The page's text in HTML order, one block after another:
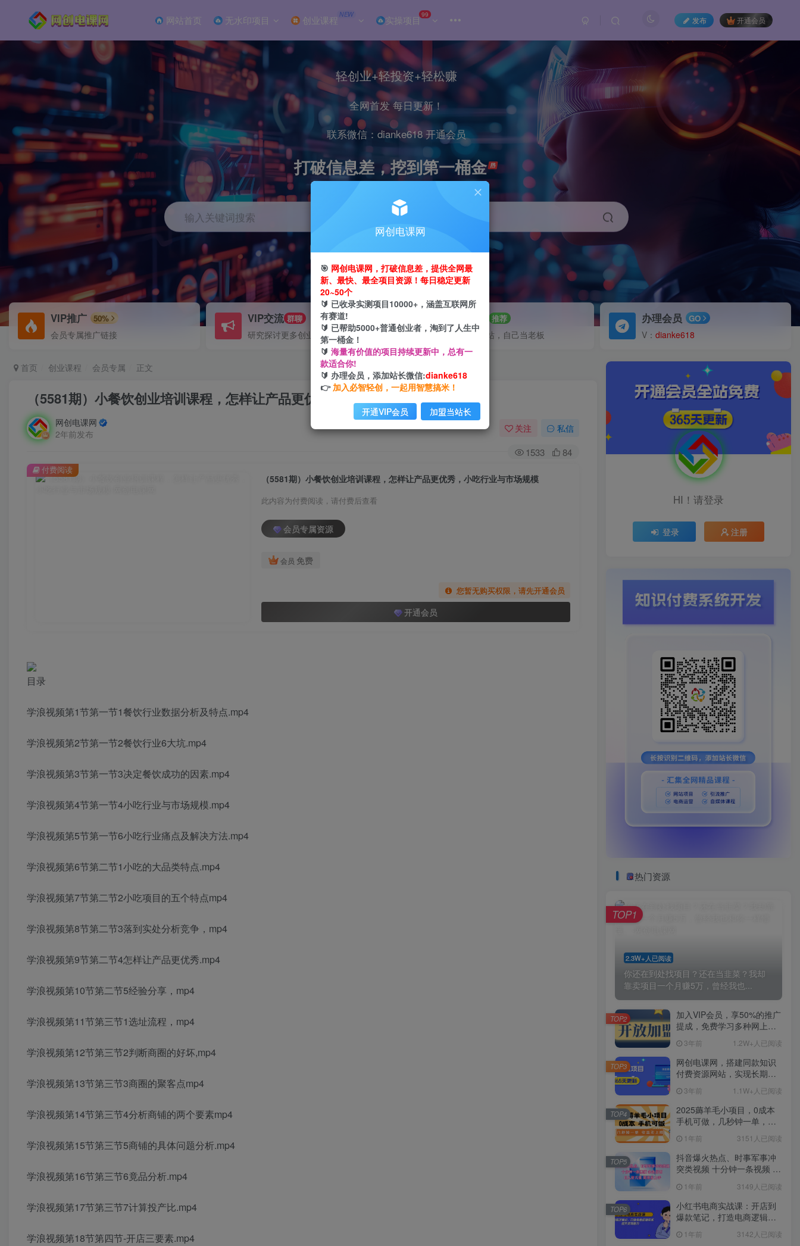
网站首页 无水印项目 创业课程 NEW 实操项目99
发布 开通会员
轻创业+轻投资+轻松赚
全网首发 每日更新！
联系微信：dianke618 开通会员
打破信息差，挖到第一桶金
输入关键词搜索
引流 抖音 小红书 直播 剪辑 电商
VIP推广 50%
会员专属推广链接
VIP交流 群聊
研究探讨更多创业项目路子。
推荐
搭建同款网站，自己当老板
办理会员 GO
V： dianke618
首页 创业课程 会员专属 正文
（5581期）小餐饮创业培训课程，怎样让产品更优秀，小吃行业与市场规模
网创电课网
2年前发布
关注 私信
1533 84
（5581期）小餐饮创业培训课程，怎样让产品更优秀，小吃行业与市场规模
此内容为付费阅读，请付费后查看
会员专属资源
会员 免费
您暂无购买权限，请先开通会员
开通会员
付费阅读
目录
学浪视频第1节第一节1餐饮行业数据分析及特点.mp4
学浪视频第2节第一节2餐饮行业6大坑.mp4
学浪视频第3节第一节3决定餐饮成功的因素.mp4
学浪视频第4节第一节4小吃行业与市场规模.mp4
学浪视频第5节第一节6小吃行业痛点及解决方法.mp4
学浪视频第6节第二节1小吃的大品类特点.mp4
学浪视频第7节第二节2小吃项目的五个特点mp4
学浪视频第8节第二节3落到实处分析竞争，mp4
学浪视频第9节第二节4怎样让产品更优秀.mp4
学浪视频第10节第二节5经验分享，mp4
学浪视频第11节第三节1选址流程，mp4
学浪视频第12节第三节2判断商圈的好坏,mp4
学浪视频第13节第三节3商圈的聚客点mp4
学浪视频第14节第三节4分析商铺的两个要素mp4
学浪视频第15节第三节5商铺的具体问题分析.mp4
学浪视频第16节第三节6竟品分析.mp4
学浪视频第17节第三节7计算投产比.mp4
学浪视频第18节第四节-开店三要素.mp4
HI！请登录
登录 注册
热门资源
2.3W+人已阅读
你还在到处找项目？还在当韭菜？我却
靠卖项目一个月赚5万，曾经我也...
TOP1
加入VIP会员，享50%的推广
提成，免费学习多种网上创
3年前 1.2W+人已阅读
TOP2
网创电课网，搭建同款知识
付费资源网站，实现长期稳
3年前 1.1W+人已阅读
TOP3
2025薅羊毛小项目，0成本
手机可做，几秒钟一单，收
1年前 3151人已阅读
TOP4
抖音爆火热点、时事军事冲
突类视频 十分钟一条视频 条
手 1年前 3149人已阅读
TOP5
小红书电商实战课：开店到
爆款笔记，打造电商逻辑体
1年前 3142人已阅读
TOP6
网创电课网
🎯 网创电课网，打破信息差，提供全网最
新、最快、最全项目资源！每日稳定更新
20~50个
🔰 已收录实测项目10000+，涵盖互联网所
有赛道!
🔰 已帮助5000+普通创业者，淘到了人生中
第一桶金！
🔰 海量有价值的项目持续更新中，总有一
款适合你!
🔰 办理会员，添加站长微信:dianke618
👉 加入必智轻创，一起用智慧搞米！
开通VIP会员 加盟当站长